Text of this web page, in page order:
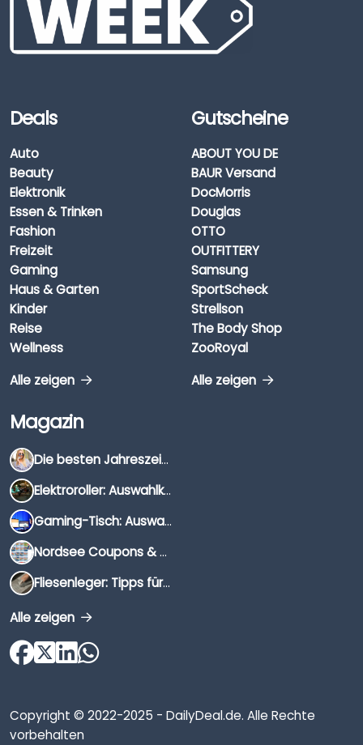
Deals
Auto
Beauty
Elektronik
Essen & Trinken
Fashion
Freizeit
Gaming
Haus & Garten
Kinder
Reise
Wellness
Alle zeigen
Gutscheine
ABOUT YOU DE
BAUR Versand
DocMorris
Douglas
OTTO
OUTFITTERY
Samsung
SportScheck
Strellson
The Body Shop
ZooRoyal
Alle zeigen
Magazin
Die besten Jahreszeiten für Schnäppchenjäger
Elektroroller: Auswahlkriterien, Unterschiede & Tipps
Gaming-Tisch: Auswahlkriterien, Unterschiede & Tipps
Nordsee Coupons & Gutscheine 2026
Fliesenleger: Tipps für die Auswahl
Alle zeigen
Copyright © 2022-2025 - DailyDeal.de. Alle Rechte
vorbehalten